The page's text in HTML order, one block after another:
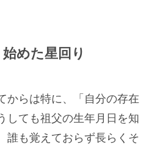
めた星回り
からは特に、「自分の存在
しても祖父の生年月日を知
誰も覚えておらず長らくそ